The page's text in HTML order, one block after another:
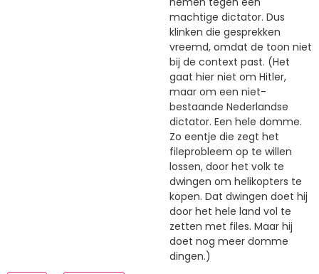
machtige dictator. Dus
klinken die gesprekken
vreemd, omdat de toon niet
bij de context past. (Het
gaat hier niet om Hitler,
maar om een niet-
bestaande Nederlandse
dictator. Een hele domme.
Zo eentje die zegt het
fileprobleem op te willen
lossen, door het volk te
dwingen om helikopters te
kopen. Dat dwingen doet hij
door het hele land vol te
zetten met files. Maar hij
doet nog meer domme
dingen.)